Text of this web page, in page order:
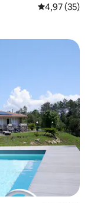
4,97 de uma
4,97 (35)